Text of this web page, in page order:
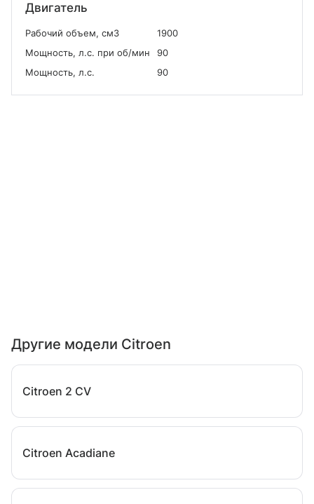
Двигатель
Рабочий объем, см3
1900
Мощность, л.с. при об/мин
90
Мощность, л.с.
90
Другие модели Citroen
Citroen 2 CV
Citroen Acadiane